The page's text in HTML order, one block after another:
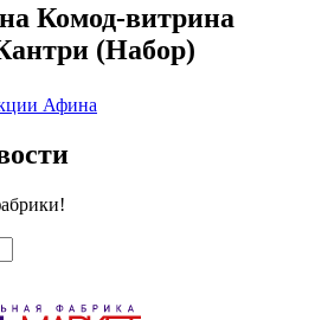
Комод-витрина
(Набор)
Афина